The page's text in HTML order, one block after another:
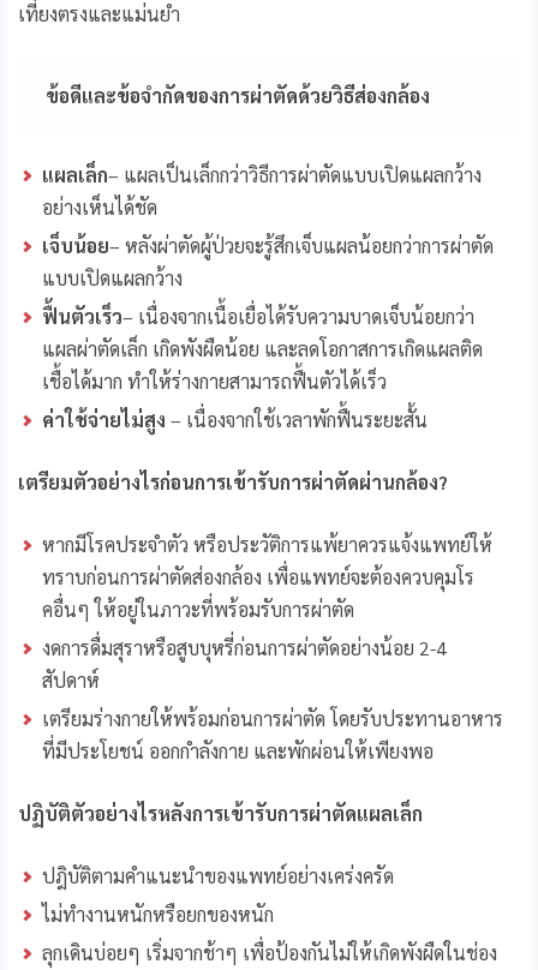
เที่ยงตรงและแม่นยำ
ข้อดีและข้อจำกัดของการผ่าตัดด้วยวิธีส่องกล้อง
แผลเล็ก– แผลเป็นเล็กกว่าวิธีการผ่าตัดแบบเปิดแผลกว้าง
อย่างเห็นได้ชัด
เจ็บน้อย– หลังผ่าตัดผู้ป่วยจะรู้สึกเจ็บแผลน้อยกว่าการผ่าตัด
แบบเปิดแผลกว้าง
ฟื้นตัวเร็ว– เนื่องจากเนื้อเยื่อได้รับความบาดเจ็บน้อยกว่า
แผลผ่าตัดเล็ก เกิดพังผืดน้อย และลดโอกาสการเกิดแผลติด
เชื้อได้มาก ทำให้ร่างกายสามารถฟื้นตัวได้เร็ว
ค่าใช้จ่ายไม่สูง – เนื่องจากใช้เวลาพักฟื้นระยะสั้น
เตรียมตัวอย่างไรก่อนการเข้ารับการผ่าตัดผ่านกล้อง?
หากมีโรคประจำตัว หรือประวัติการแพ้ยาควรแจ้งแพทย์ให้
ทราบก่อนการผ่าตัดส่องกล้อง เพื่อแพทย์จะต้องควบคุมโร
คอื่นๆ ให้อยู่ในภาวะที่พร้อมรับการผ่าตัด
งดการดื่มสุราหรือสูบบุหรี่ก่อนการผ่าตัดอย่างน้อย 2-4
สัปดาห์
เตรียมร่างกายให้พร้อมก่อนการผ่าตัด โดยรับประทานอาหาร
ที่มีประโยชน์ ออกกำลังกาย และพักผ่อนให้เพียงพอ
ปฏิบัติตัวอย่างไรหลังการเข้ารับการผ่าตัดแผลเล็ก
ปฎิบัติตามคำแนะนำของแพทย์อย่างเคร่งครัด
ไม่ทำงานหนักหรือยกของหนัก
ลุกเดินบ่อยๆ เริ่มจากช้าๆ เพื่อป้องกันไม่ให้เกิดพังผืดในช่อง